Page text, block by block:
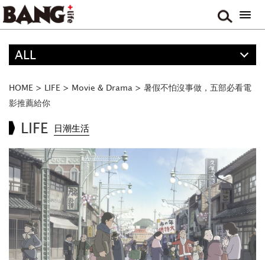
ALL
ANIME
FOOD
MUSIC
GAME
HOME > LIFE > Movie & Drama > 暑假不怕沒事做，五部必看電
影推薦給你
LIFE 日潮生活